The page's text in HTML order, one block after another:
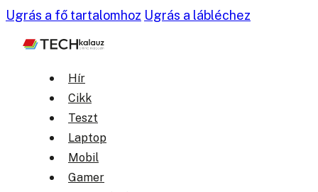
Ugrás a fő tartalomhoz Ugrás a lábléchez
Hír
Cikk
Teszt
Laptop
Mobil
Gamer